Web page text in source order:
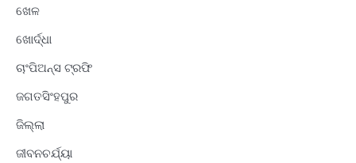
ଖେଳ
ଖୋର୍ଦ୍ଧା
ଚାଂପିଅନ୍ସ ଟ୍ରଫି
ଜଗତସିଂହପୁର
ଜିଲ୍ଲା
ଜୀବନଚର୍ଯ୍ୟା